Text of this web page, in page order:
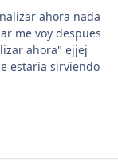
ahora nada
me voy despues
ahora" ejjej
estaria sirviendo